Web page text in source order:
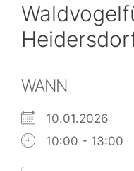
WANN
10.01.2026
10:00 - 13:00